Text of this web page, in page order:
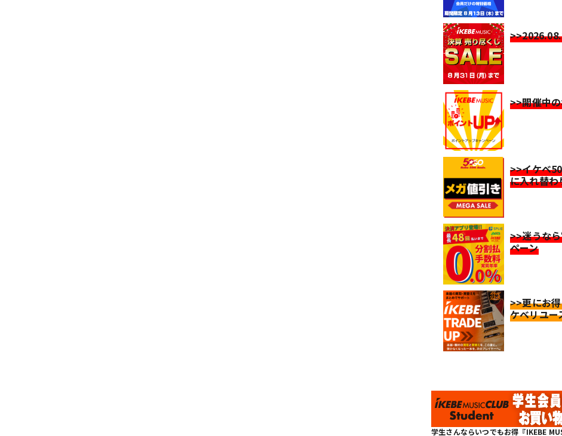
>>開催中
>>イケベ
に入れ替わ
>>迷うな
ペーン
>>更にお
ケベリユー
学生さんならいつでもお得『IKEBE